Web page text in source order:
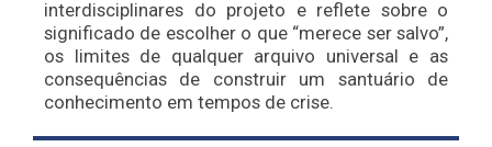
interdisciplinares do projeto e reflete sobre o
significado de escolher o que “merece ser salvo”,
os limites de qualquer arquivo universal e as
consequências de construir um santuário de
conhecimento em tempos de crise.